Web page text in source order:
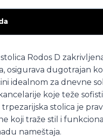
Rodos D
osigurava dugotrajan
idealnom za dnevne
koje teže
stolica je
koji traže stil i
nameštaja.